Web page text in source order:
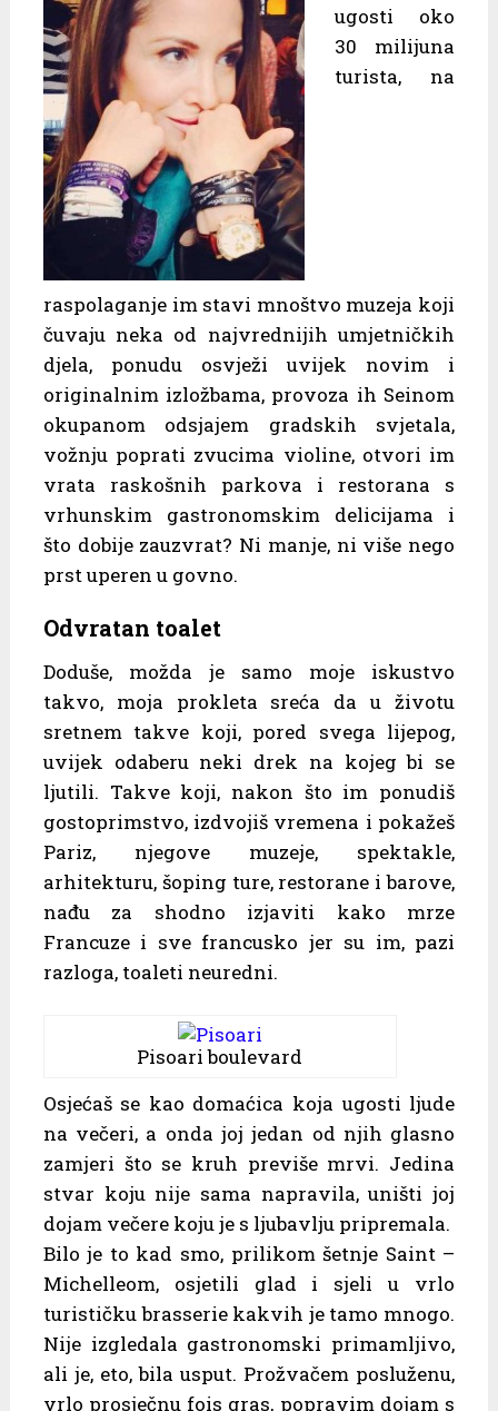
ugosti oko
30 milijuna
turista, na
raspolaganje im stavi mnoštvo muzeja koji
čuvaju neka od najvrednijih umjetničkih
djela, ponudu osvježi uvijek novim i
originalnim izložbama, provoza ih Seinom
okupanom odsjajem gradskih svjetala,
vožnju poprati zvucima violine, otvori im
vrata raskošnih parkova i restorana s
vrhunskim gastronomskim delicijama i
što dobije zauzvrat? Ni manje, ni više nego
prst uperen u govno.
Odvratan toalet
Doduše, možda je samo moje iskustvo
takvo, moja prokleta sreća da u životu
sretnem takve koji, pored svega lijepog,
uvijek odaberu neki drek na kojeg bi se
ljutili. Takve koji, nakon što im ponudiš
gostoprimstvo, izdvojiš vremena i pokažeš
Pariz, njegove muzeje, spektakle,
arhitekturu, šoping ture, restorane i barove,
nađu za shodno izjaviti kako mrze
Francuze i sve francusko jer su im, pazi
razloga, toaleti neuredni.
Pisoari boulevard
Osjećaš se kao domaćica koja ugosti ljude
na večeri, a onda joj jedan od njih glasno
zamjeri što se kruh previše mrvi. Jedina
stvar koju nije sama napravila, uništi joj
dojam večere koju je s ljubavlju pripremala.
Bilo je to kad smo, prilikom šetnje Saint –
Michelleom, osjetili glad i sjeli u vrlo
turističku brasserie kakvih je tamo mnogo.
Nije izgledala gastronomski primamljivo,
ali je, eto, bila usput. Prožvačem posluženu,
vrlo prosječnu fois gras, popravim dojam s